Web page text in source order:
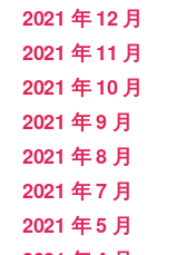
2021 年 12 月
2021 年 11 月
2021 年 10 月
2021 年 9 月
2021 年 8 月
2021 年 7 月
2021 年 5 月